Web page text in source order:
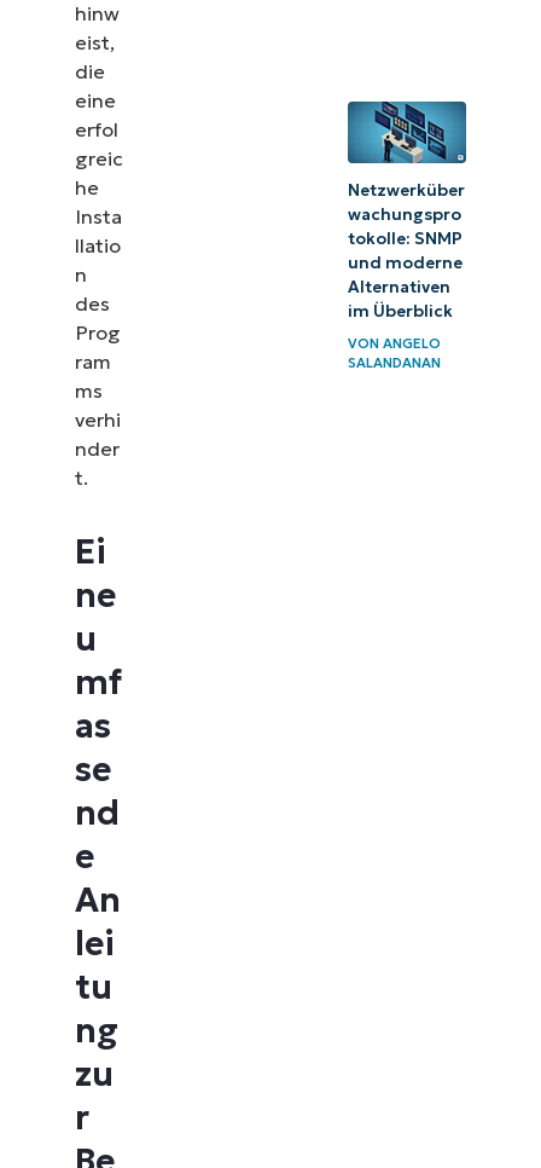
hinw
eist,
die
eine
erfol
greic
he
Insta
llatio
n
des
Prog
ram
ms
verhi
nder
t.
Ei
ne
u
mf
as
se
nd
e
An
lei
tu
ng
zu
r
Netzwerküber
wachungspro
tokolle: SNMP
und moderne
Alternativen
im Überblick
VON ANGELO
SALANDANAN